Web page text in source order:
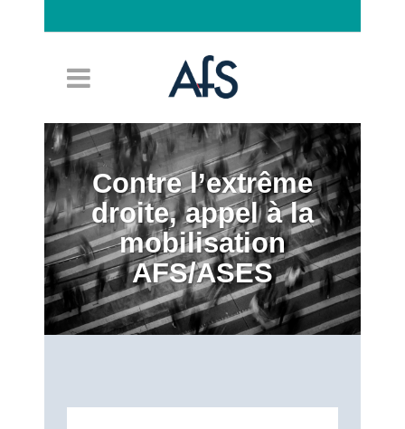
Contre l’extrême
droite, appel à la
mobilisation
AFS/ASES